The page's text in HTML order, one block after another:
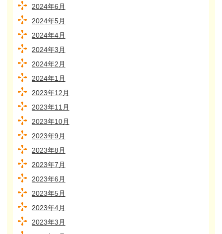
2024年6月
2024年5月
2024年4月
2024年3月
2024年2月
2024年1月
2023年12月
2023年11月
2023年10月
2023年9月
2023年8月
2023年7月
2023年6月
2023年5月
2023年4月
2023年3月